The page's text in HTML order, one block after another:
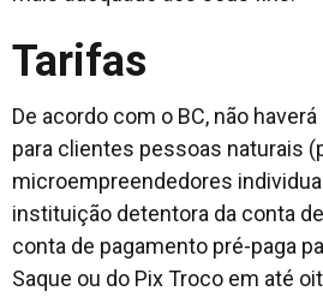
Tarifas
De acordo com o BC, não
para clientes pessoas naturais
microempreendedores
instituição detentora da conta
conta de pagamento pré-paga
Saque ou do Pix Troco em até